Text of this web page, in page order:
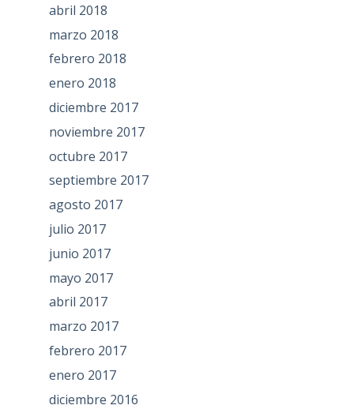
abril 2018
marzo 2018
febrero 2018
enero 2018
diciembre 2017
noviembre 2017
octubre 2017
septiembre 2017
agosto 2017
julio 2017
junio 2017
mayo 2017
abril 2017
marzo 2017
febrero 2017
enero 2017
diciembre 2016